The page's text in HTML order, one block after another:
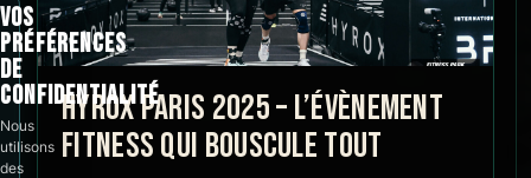
HYROX PARIS 2025 – L’ÉVÈNEMENT
FITNESS QUI BOUSCULE TOUT
VOS
PRÉFÉRENCES
DE
CONFIDENTIALITÉ
Nous
utilisons
des